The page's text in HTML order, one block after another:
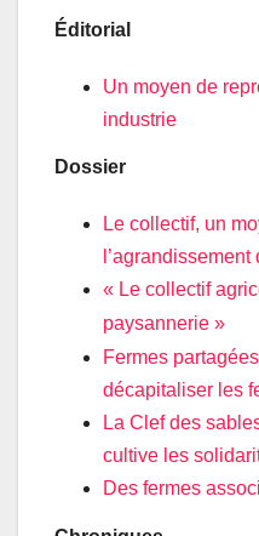
Éditorial
Un moyen de
industrie
Dossier
Le collectif, un
« Le collectif
paysannerie »
Fermes
décapitaliser les
La Clef des
cultive les
Des fermes